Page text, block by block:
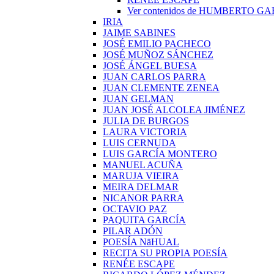
Ver contenidos de HUMBERTO
IRIA
JAIME SABINES
JOSÉ EMILIO PACHECO
JOSÉ MUÑOZ SÁNCHEZ
JOSÉ ÁNGEL BUESA
JUAN CARLOS PARRA
JUAN CLEMENTE ZENEA
JUAN GELMAN
JUAN JOSÉ ALCOLEA JIMÉNEZ
JULIA DE BURGOS
LAURA VICTORIA
LUIS CERNUDA
LUIS GARCÍA MONTERO
MANUEL ACUÑA
MARUJA VIEIRA
MEIRA DELMAR
NICANOR PARRA
OCTAVIO PAZ
PAQUITA GARCÍA
PILAR ADÓN
POESÍA NäHUAL
RECITA SU PROPIA POESÍA
RENÉE ESCAPE